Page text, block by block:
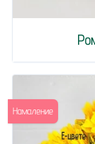
Намаление